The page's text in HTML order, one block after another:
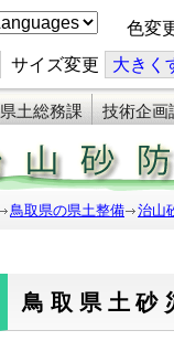
色変
サイズ変更 大きく
県土総務課 技術企画
鳥取県の県土整備 治山
鳥取県土砂